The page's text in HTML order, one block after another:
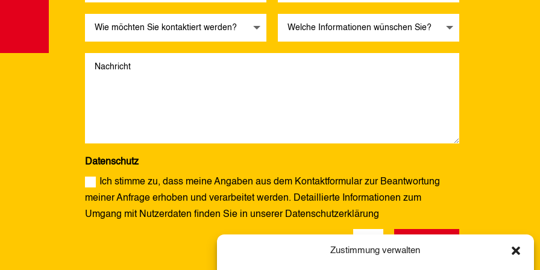
Zustimmung verwalten
Datenschutz
Ich stimme zu, dass meine Angaben aus dem Kontaktformular zur Beantwortung
meiner Anfrage erhoben und verarbeitet werden. Detaillierte Informationen zum
Umgang mit Nutzerdaten finden Sie in unserer Datenschutzerklärung